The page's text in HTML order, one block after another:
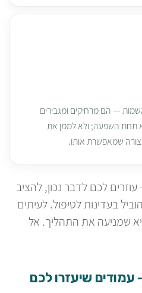
— הם מרחיקים ומגבירים
תחת השפעה; ולא לממן את
שמאפשרת אותו.
לכם לדבר נכון, להציב
בעדינות לטיפול. לעיתים
שמניעה את התהליך. אל
שיעזרו לכם